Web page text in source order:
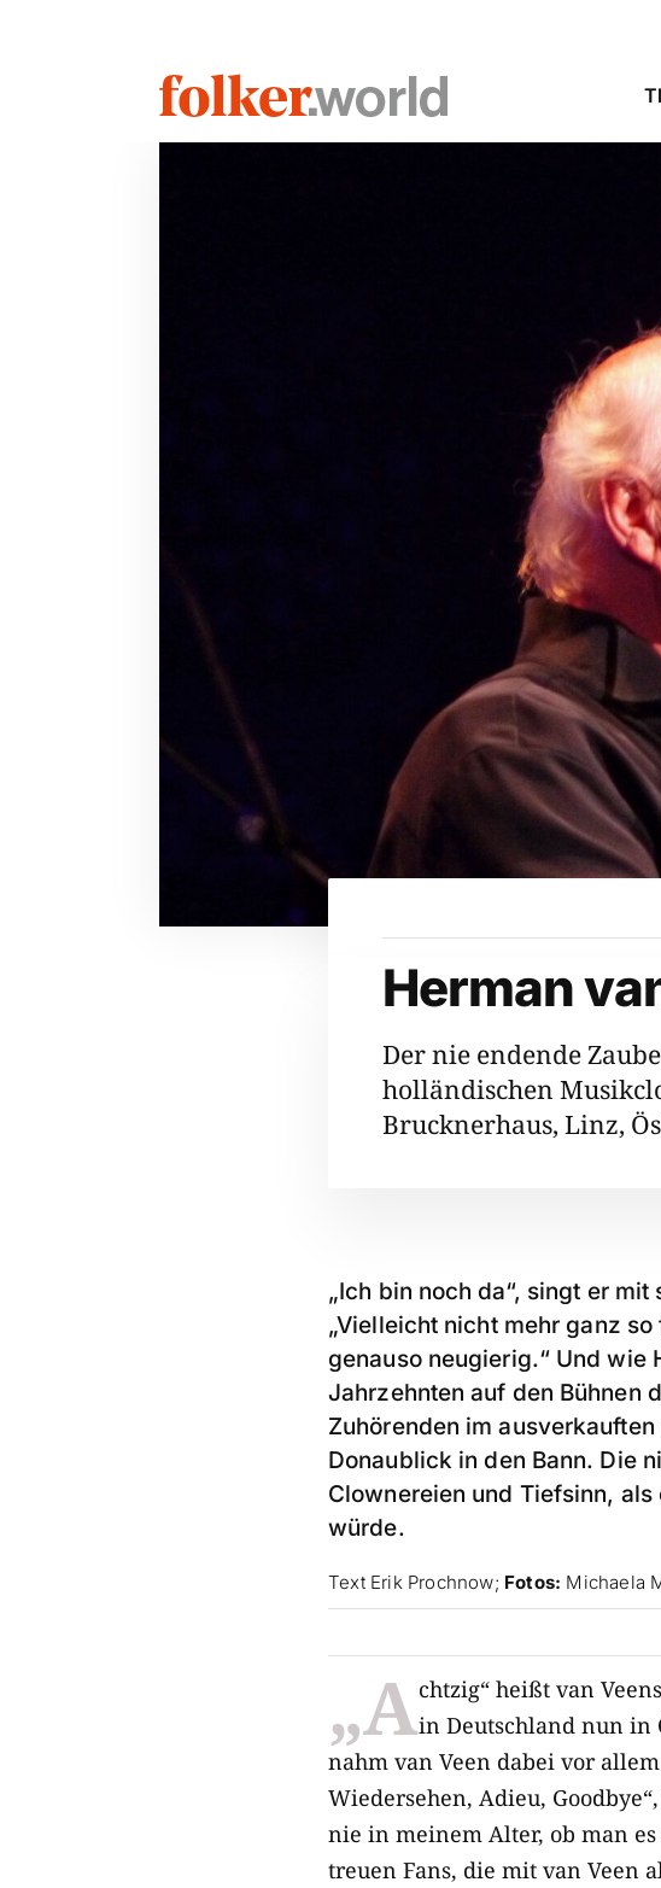
Herman
Der nie endende
holländischen
Brucknerhaus, Linz,
„Ich bin noch da“, singt er
„Vielleicht nicht mehr ganz
genauso neugierig.“ Und wie
Jahrzehnten auf den Bühnen
Zuhörenden im
Donaublick in den Bann. Die
Clownereien und Tiefsinn,
würde.
Text Erik Prochnow; Fotos: Michaela
„Achtzig“ heißt van
in Deutschland nun in
nahm van Veen dabei vor
Wiedersehen, Adieu,
nie in meinem Alter, ob man
treuen Fans, die mit van Veen